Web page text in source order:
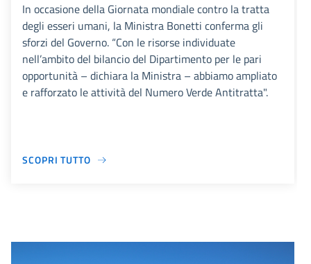
In occasione della Giornata mondiale contro la tratta
degli esseri umani, la Ministra Bonetti conferma gli
sforzi del Governo. “Con le risorse individuate
nell’ambito del bilancio del Dipartimento per le pari
opportunità – dichiara la Ministra – abbiamo ampliato
e rafforzato le attività del Numero Verde Antitratta".
SCOPRI TUTTO